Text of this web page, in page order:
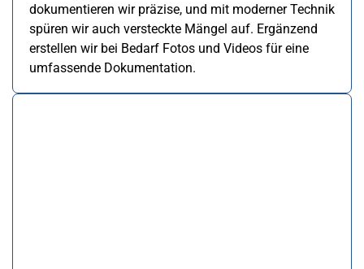
dokumentieren wir präzise, und mit moderner Technik
spüren wir auch versteckte Mängel auf. Ergänzend
erstellen wir bei Bedarf Fotos und Videos für eine
umfassende Dokumentation.